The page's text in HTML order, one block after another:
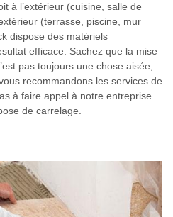
à l’extérieur (cuisine, salle de
(terrasse, piscine, mur
dispose des matériels
efficace. Sachez que la mise
pas toujours une chose aisée,
recommandons les services de
à faire appel à notre entreprise
de carrelage.